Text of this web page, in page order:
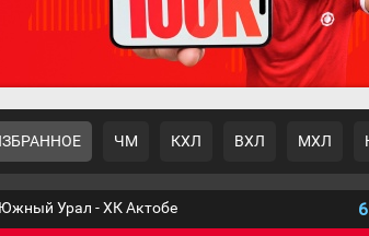
ЧМ КХЛ ВХЛ МХЛ
Южный Урал - ХК Актобе 6